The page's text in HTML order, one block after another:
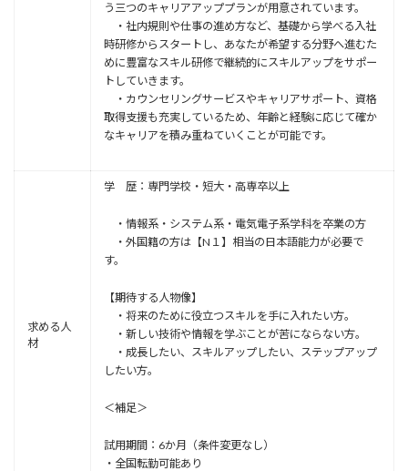
う三つのキャリアアッププランが用意されています。
・社内規則や仕事の進め⽅など、基礎から学べる⼊社
時研修からスタートし、あなたが希望する分野へ進むた
めに豊富なスキル研修で継続的にスキルアップをサポー
トしていきます。
・カウンセリングサービスやキャリアサポート、資格
取得⽀援も充実しているため、年齢と経験に応じて確か
なキャリアを積み重ねていくことが可能です。
求める人
材
学 歴：専門学校・短大・高専卒以上
・情報系・システム系・電気電子系学科を卒業の方
・外国籍の方は【N１】相当の日本語能力が必要で
す。
【期待する人物像】
・将来のために役⽴つスキルを⼿に⼊れたい⽅。
・新しい技術や情報を学ぶことが苦にならない⽅。
・成長したい、スキルアップしたい、ステップアップ
したい方。
＜補足＞
試用期間：6か月（条件変更なし）
・全国転勤可能あり